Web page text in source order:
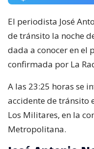
El periodista José
de tránsito la noche
dada a conocer en el
confirmada por La
A las 23:25 horas se
accidente de tránsito
Los Militares, en la
Metropolitana.